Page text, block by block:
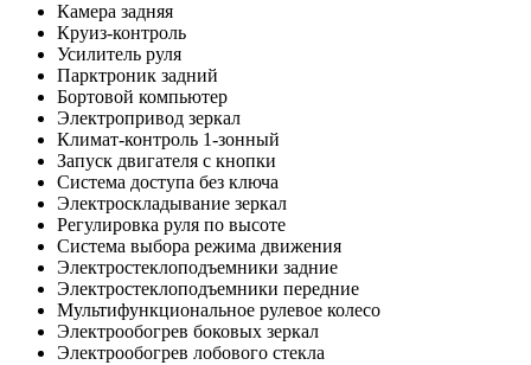
Камера задняя
Круиз-контроль
Усилитель руля
Парктроник задний
Бортовой компьютер
Электропривод зеркал
Климат-контроль 1-зонный
Запуск двигателя с кнопки
Система доступа без ключа
Электроскладывание зеркал
Регулировка руля по высоте
Система выбора режима движения
Электростеклоподъемники задние
Электростеклоподъемники передние
Мультифункциональное рулевое колесо
Электрообогрев боковых зеркал
Электрообогрев лобового стекла